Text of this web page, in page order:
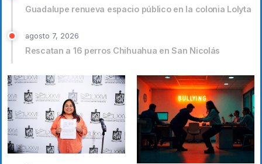
Guadalupe renueva espacio público en la colonia Lolyta
agosto 7, 2026
Rescatan a 16 perros Chihuahua en San Nicolás